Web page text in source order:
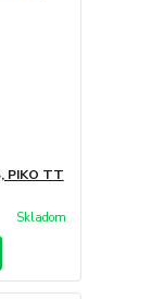
PIKO TT
Skladom